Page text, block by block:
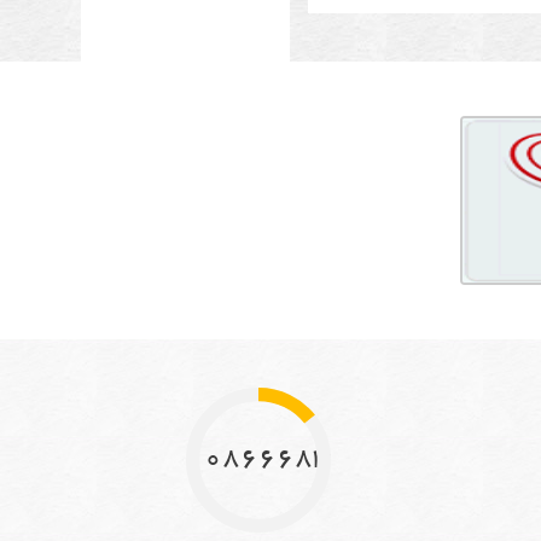
10866683